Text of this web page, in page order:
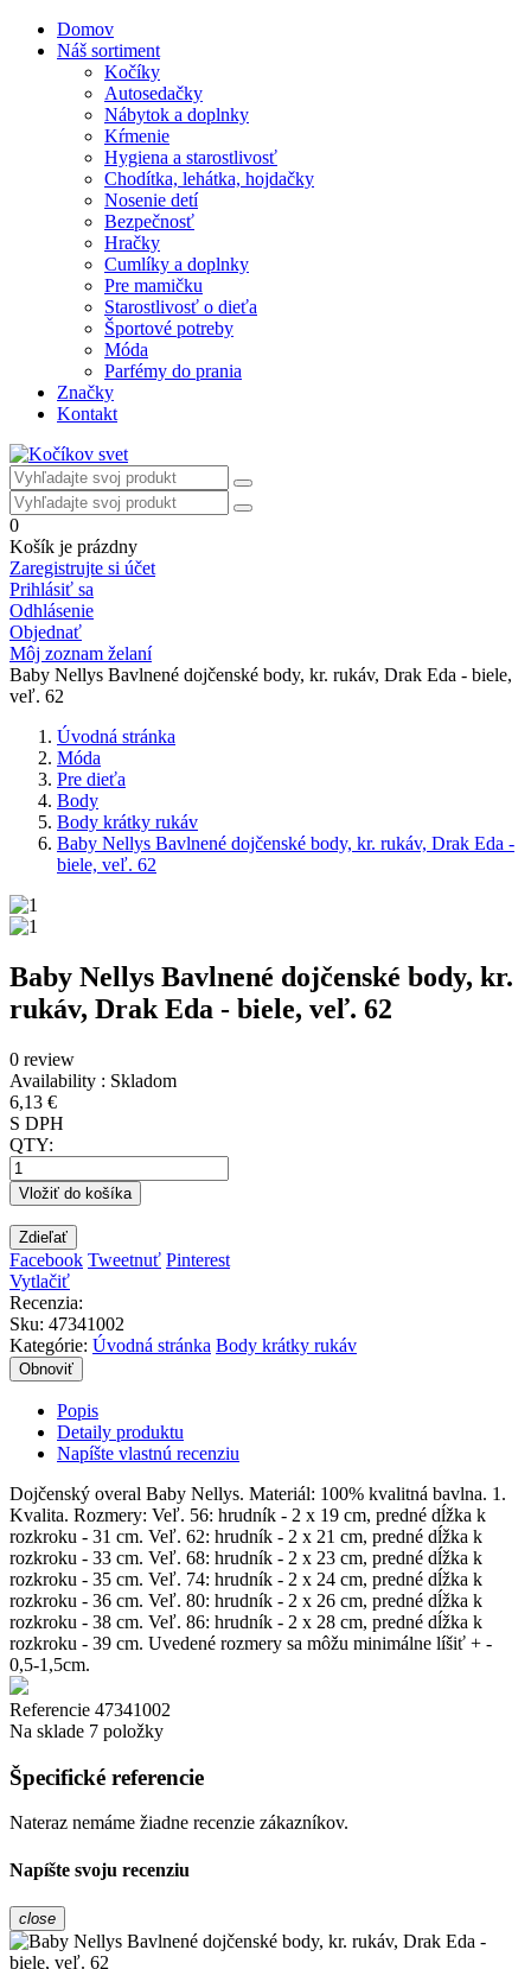
Domov
Náš sortiment
Kočíky
Autosedačky
Nábytok a doplnky
Kŕmenie
Hygiena a starostlivosť
Chodítka, lehátka, hojdačky
Nosenie detí
Bezpečnosť
Hračky
Cumlíky a doplnky
Pre mamičku
Starostlivosť o dieťa
Športové potreby
Móda
Parfémy do prania
Značky
Kontakt
0
Košík je prázdny
Zaregistrujte si účet
Prihlásiť sa
Odhlásenie
Objednať
Môj zoznam želaní
Baby Nellys Bavlnené dojčenské body, kr. rukáv, Drak Eda - biele,
veľ. 62
Úvodná stránka
Móda
Pre dieťa
Body
Body krátky rukáv
Baby Nellys Bavlnené dojčenské body, kr. rukáv, Drak Eda -
biele, veľ. 62
Baby Nellys Bavlnené dojčenské body, kr.
rukáv, Drak Eda - biele, veľ. 62
0 review
Availability : Skladom
6,13 €
S DPH
QTY:
Vložiť do košíka
Zdieľať
Facebook Tweetnuť Pinterest
Vytlačiť
Recenzia:
Sku: 47341002
Kategórie: Úvodná stránka Body krátky rukáv
Popis
Detaily produktu
Napíšte vlastnú recenziu
Dojčenský overal Baby Nellys. Materiál: 100% kvalitná bavlna. 1.
Kvalita. Rozmery: Veľ. 56: hrudník - 2 x 19 cm, predné dĺžka k
rozkroku - 31 cm. Veľ. 62: hrudník - 2 x 21 cm, predné dĺžka k
rozkroku - 33 cm. Veľ. 68: hrudník - 2 x 23 cm, predné dĺžka k
rozkroku - 35 cm. Veľ. 74: hrudník - 2 x 24 cm, predné dĺžka k
rozkroku - 36 cm. Veľ. 80: hrudník - 2 x 26 cm, predné dĺžka k
rozkroku - 38 cm. Veľ. 86: hrudník - 2 x 28 cm, predné dĺžka k
rozkroku - 39 cm. Uvedené rozmery sa môžu minimálne líšiť + -
0,5-1,5cm.
Referencie 47341002
Na sklade 7 položky
Špecifické referencie
Nateraz nemáme žiadne recenzie zákazníkov.
Napíšte svoju recenziu
close